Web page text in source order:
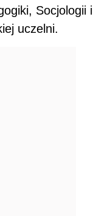
Socjologii i
uczelni.